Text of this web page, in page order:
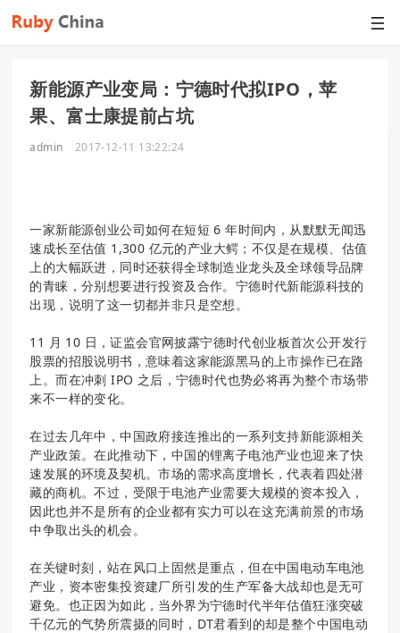
新能源产业变局：宁德时代拟IPO，苹
果、富士康提前占坑
admin 2017-12-11 13:22:24
一家新能源创业公司如何在短短 6 年时间内，从默默无闻迅
速成长至估值 1,300 亿元的产业大鳄；不仅是在规模、估值
上的大幅跃进，同时还获得全球制造业龙头及全球领导品牌
的青睐，分别想要进行投资及合作。宁德时代新能源科技的
出现，说明了这一切都并非只是空想。
11 月 10 日，证监会官网披露宁德时代创业板首次公开发行
股票的招股说明书，意味着这家能源黑马的上市操作已在路
上。而在冲刺 IPO 之后，宁德时代也势必将再为整个市场带
来不一样的变化。
在过去几年中，中国政府接连推出的一系列支持新能源相关
产业政策。在此推动下，中国的锂离子电池产业也迎来了快
速发展的环境及契机。市场的需求高度增长，代表着四处潜
藏的商机。不过，受限于电池产业需要大规模的资本投入，
因此也并不是所有的企业都有实力可以在这充满前景的市场
中争取出头的机会。
在关键时刻，站在风口上固然是重点，但在中国电动车电池
产业，资本密集投资建厂所引发的生产军备大战却也是无可
避免。也正因为如此，当外界为宁德时代半年估值狂涨突破
千亿元的气势所震摄的同时，DT君看到的却是整个中国电动